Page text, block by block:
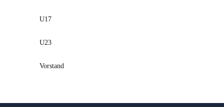
U17
U23
Vorstand